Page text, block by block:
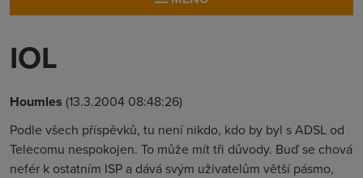
IOL
Houmles (13.3.2004 08:48:26)
Podle všech příspěvků, tu není nikdo, kdo by byl s ADSL od
Telecomu nespokojen. To může mít tři důvody. Buď se chová
nefér k ostatním ISP a dává svým uživatelům větší pásmo,